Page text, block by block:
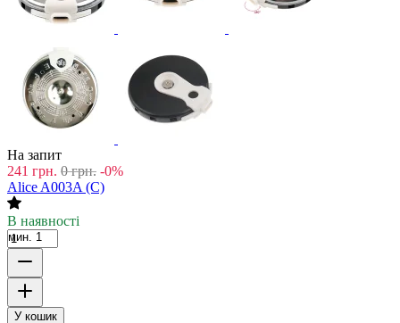
На запит
241 грн. 0 грн. -0%
Alice A003A (C)
В наявності
мин. 1
У кошик